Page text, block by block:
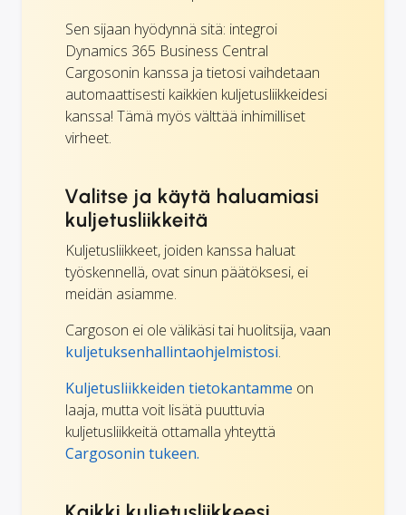
Sen sijaan hyödynnä sitä: integroi
Dynamics 365 Business Central
Cargosonin kanssa ja tietosi vaihdetaan
automaattisesti kaikkien kuljetusliikkeidesi
kanssa! Tämä myös välttää inhimilliset
virheet.
Valitse ja käytä haluamiasi
kuljetusliikkeitä
Kuljetusliikkeet, joiden kanssa haluat
työskennellä, ovat sinun päätöksesi, ei
meidän asiamme.
Cargoson ei ole välikäsi tai huolitsija, vaan
kuljetuksenhallintaohjelmistosi.
Kuljetusliikkeiden tietokantamme on
laaja, mutta voit lisätä puuttuvia
kuljetusliikkeitä ottamalla yhteyttä
Cargosonin tukeen.